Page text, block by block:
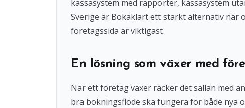
kassasystem med rapporter, kassasystem
Sverige är Bokaklart ett starkt alternativ när
företagssida är viktigast.
En lösning som växer med
När ett företag växer räcker det sällan med
bra bokningsflöde ska fungera för både nya